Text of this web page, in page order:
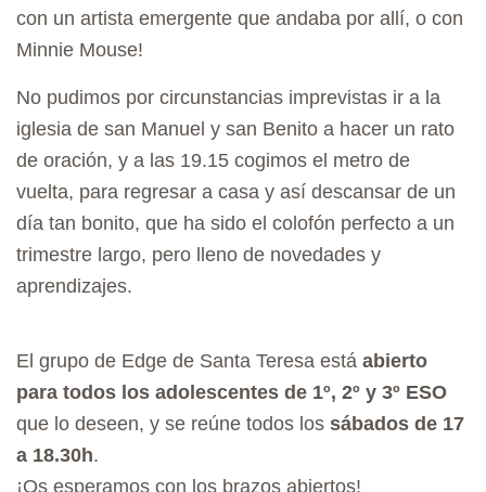
con un artista emergente que andaba por allí, o con
Minnie Mouse!
No pudimos por circunstancias imprevistas ir a la
iglesia de san Manuel y san Benito a hacer un rato
de oración, y a las 19.15 cogimos el metro de
vuelta, para regresar a casa y así descansar de un
día tan bonito, que ha sido el colofón perfecto a un
trimestre largo, pero lleno de novedades y
aprendizajes.
El grupo de Edge de Santa Teresa está abierto
para todos los adolescentes de 1º, 2º y 3º ESO
que lo deseen, y se reúne todos los sábados de 17
a 18.30h.
¡Os esperamos con los brazos abiertos!